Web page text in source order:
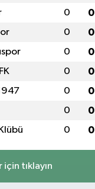
0 0
0 0
0 0
0 0
0 0
0 0
0 0
tıklayın